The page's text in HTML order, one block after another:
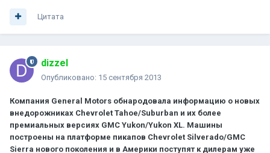
Цитата
dizzel
Опубликовано: 15 сентября 2013
Компания General Motors обнародовала информацию о новых
внедорожниках Chevrolet Tahoe/Suburban и их более
премиальных версиях GMC Yukon/Yukon XL. Машины
построены на платформе пикапов Chevrolet Silverado/GMC
Sierra нового поколения и в Америки поступят к дилерам уже